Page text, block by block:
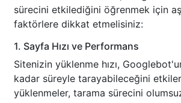
sürecini etkilediğini öğrenmek için
faktörlere dikkat etmelisiniz:
1. Sayfa Hızı ve Performans
Sitenizin yüklenme hızı,
kadar süreyle tarayabileceğini
yüklenmeler, tarama sürecini